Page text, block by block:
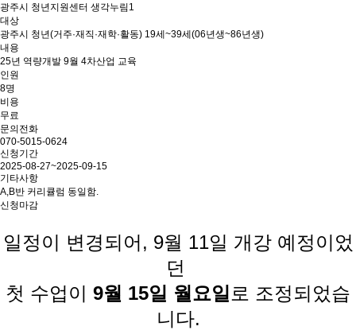
광주시 청년지원센터 생각누림1
대상
광주시 청년(거주·재직·재학·활동) 19세~39세(06년생~86년생)
내용
25년 역량개발 9월 4차산업 교육
인원
8명
비용
무료
문의전화
070-5015-0624
신청기간
2025-08-27~2025-09-15
기타사항
A,B반 커리큘럼 동일함.
신청마감
일정이 변경되어, 9월 11일 개강 예정이었
던
첫 수업이 9월 15일 월요일 로 조정되었습
니다.